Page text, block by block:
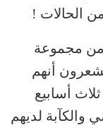
من مجموعة
يوم 5 أشياء يشعرون أنهم
أسابيع
لديهم